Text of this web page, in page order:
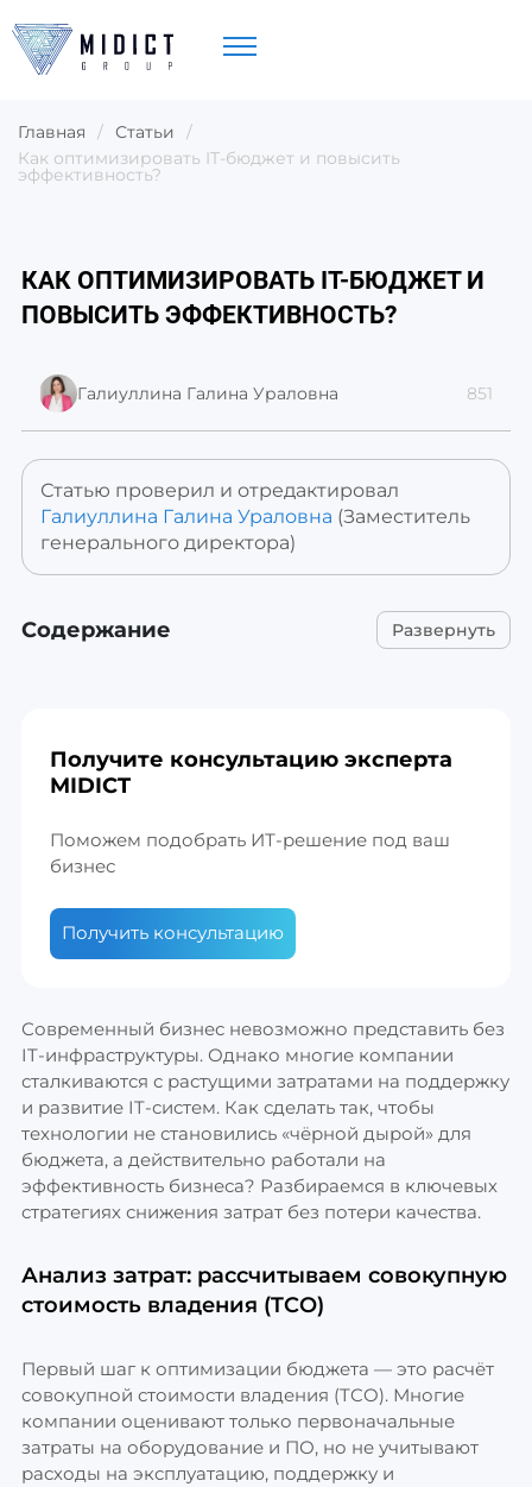
Главная / Статьи
/
Как оптимизировать IT-бюджет и повысить
эффективность?
КАК ОПТИМИЗИРОВАТЬ IT-БЮДЖЕТ И
ПОВЫСИТЬ ЭФФЕКТИВНОСТЬ?
Галиуллина Галина Ураловна 851
Статью проверил и отредактировал
Галиуллина Галина Ураловна (Заместитель
генерального директора)
Содержание
Получите консультацию эксперта
MIDICT
Поможем подобрать ИТ-решение под ваш
бизнес
Получить консультацию
Современный бизнес невозможно представить без
IT-инфраструктуры. Однако многие компании
сталкиваются с растущими затратами на поддержку
и развитие IT-систем. Как сделать так, чтобы
технологии не становились «чёрной дырой» для
бюджета, а действительно работали на
эффективность бизнеса? Разбираемся в ключевых
стратегиях снижения затрат без потери качества.
Анализ затрат: рассчитываем совокупную
стоимость владения (TCO)
Первый шаг к оптимизации бюджета — это расчёт
совокупной стоимости владения (TCO). Многие
компании оценивают только первоначальные
затраты на оборудование и ПО, но не учитывают
расходы на эксплуатацию, поддержку и